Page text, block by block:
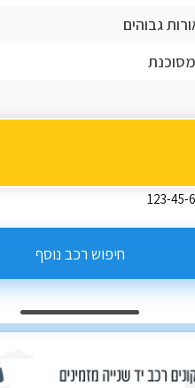
גבוהים
חיפוש רכב נוסף